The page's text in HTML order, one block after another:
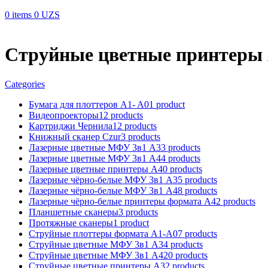
0 items 0 UZS
Струйные цветные
Categories
Бумага для плоттеров A1- A01 product
Видеопроекторы12 products
Картриджи Чернила12 products
Книжный сканер Czur3 products
Лазерные цветные МФУ 3в1 А33 products
Лазерные цветные МФУ 3в1 А44 products
Лазерные цветные принтеры А40 products
Лазерные чёрно-белые МФУ 3в1 А35 products
Лазерные чёрно-белые МФУ 3в1 А48 products
Лазерные чёрно-белые принтеры формата А42 products
Планшетные сканеры3 products
Протяжные сканеры1 product
Струйные плоттеры формата А1-А07 products
Струйные цветные МФУ 3в1 А34 products
Струйные цветные МФУ 3в1 А420 products
Струйные цветные принтеры А32 products